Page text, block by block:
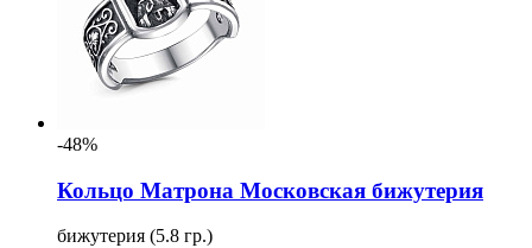
-48%
Кольцо Матрона Московская бижутерия
бижутерия (5.8 гр.)